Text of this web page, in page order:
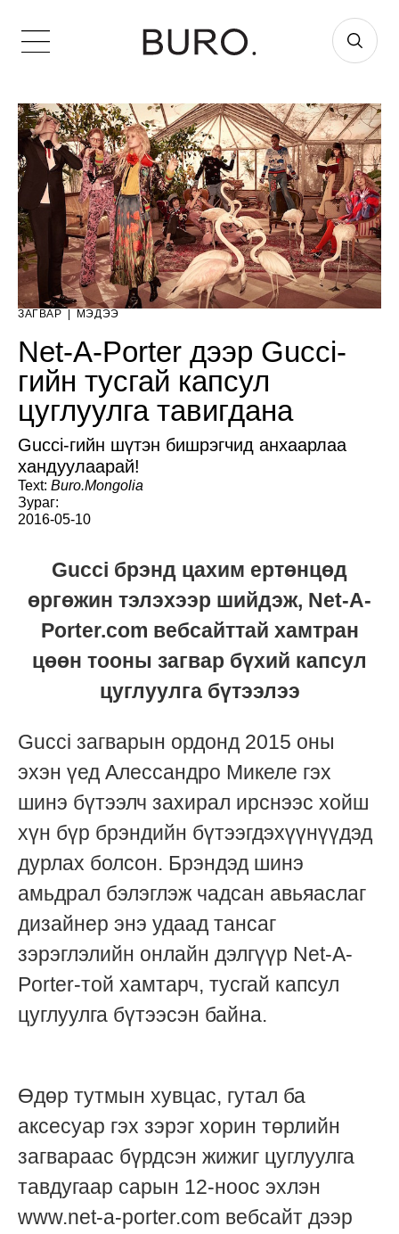
ЗАГВАР | МЭДЭЭ
Net-A-Porter дээр Gucci-
гийн тусгай капсул
цуглуулга тавигдана
Gucci-гийн шүтэн бишрэгчид анхаарлаа
хандуулаарай!
Text: Buro.Mongolia
Зураг:
2016-05-10
Gucci брэнд цахим ертөнцөд
өргөжин тэлэхээр шийдэж, Net-A-
Porter.com вебсайттай хамтран
цөөн тооны загвар бүхий капсул
цуглуулга бүтээлээ
Gucci загварын ордонд 2015 оны
эхэн үед Алессандро Микеле гэх
шинэ бүтээлч захирал ирснээс хойш
хүн бүр брэндийн бүтээгдэхүүнүүдэд
дурлах болсон. Брэндэд шинэ
амьдрал бэлэглэж чадсан авьяаслаг
дизайнер энэ удаад тансаг
зэрэглэлийн онлайн дэлгүүр Net-A-
Porter-той хамтарч, тусгай капсул
цуглуулга бүтээсэн байна.
Өдөр тутмын хувцас, гутал ба
аксесуар гэх зэрэг хорин төрлийн
загвараас бүрдсэн жижиг цуглуулга
тавдугаар сарын 12-ноос эхлэн
www.net-a-porter.com вебсайт дээр